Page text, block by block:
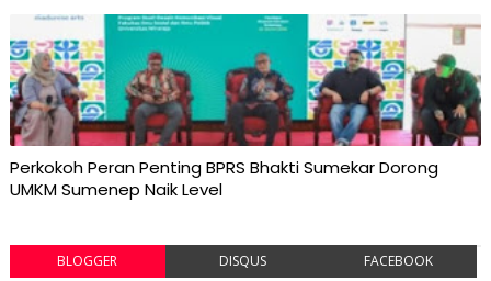
Perkokoh Peran Penting BPRS Bhakti Sumekar Dorong
UMKM Sumenep Naik Level
BLOGGER DISQUS FACEBOOK